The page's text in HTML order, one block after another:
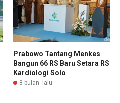
Prabowo Tantang Menkes
Bangun 66 RS Baru Setara RS
Kardiologi Solo
8 bulan lalu